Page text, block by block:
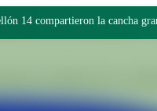
14 compartieron la cancha
realiteiten door